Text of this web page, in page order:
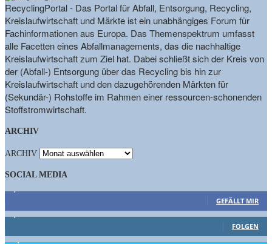
RecyclingPortal - Das Portal für Abfall, Entsorgung, Recycling,
Kreislaufwirtschaft und Märkte ist ein unabhängiges Forum für
Fachinformationen aus Europa. Das Themenspektrum umfasst
alle Facetten eines Abfallmanagements, das die nachhaltige
Kreislaufwirtschaft zum Ziel hat. Dabei schließt sich der Kreis von
der (Abfall-) Entsorgung über das Recycling bis hin zur
Kreislaufwirtschaft und den dazugehörenden Märkten für
(Sekundär-) Rohstoffe im Rahmen einer ressourcen-schonenden
Stoffstromwirtschaft.
ARCHIV
ARCHIV
SOCIAL MEDIA
GEFÄLLT MIR
FOLGEN